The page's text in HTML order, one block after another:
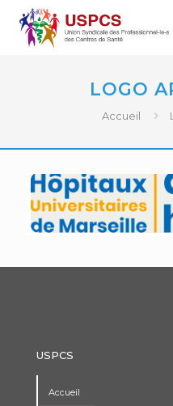
LOGO
Accueil
USPCS
Accueil